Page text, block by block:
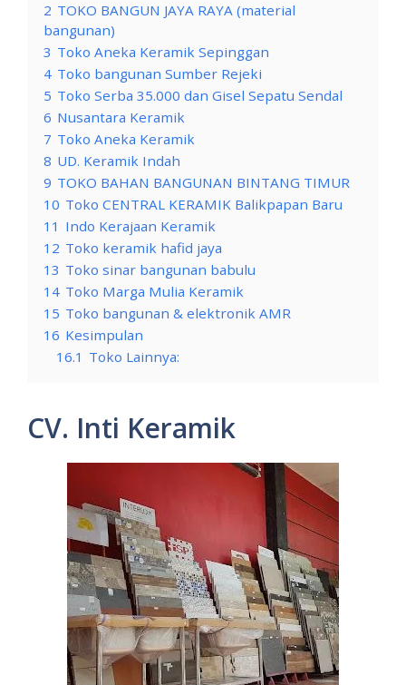
2 TOKO BANGUN JAYA RAYA (material
bangunan)
3 Toko Aneka Keramik Sepinggan
4 Toko bangunan Sumber Rejeki
5 Toko Serba 35.000 dan Gisel Sepatu Sendal
6 Nusantara Keramik
7 Toko Aneka Keramik
8 UD. Keramik Indah
9 TOKO BAHAN BANGUNAN BINTANG TIMUR
10 Toko CENTRAL KERAMIK Balikpapan Baru
11 Indo Kerajaan Keramik
12 Toko keramik hafid jaya
13 Toko sinar bangunan babulu
14 Toko Marga Mulia Keramik
15 Toko bangunan & elektronik AMR
16 Kesimpulan
16.1 Toko Lainnya:
CV. Inti Keramik